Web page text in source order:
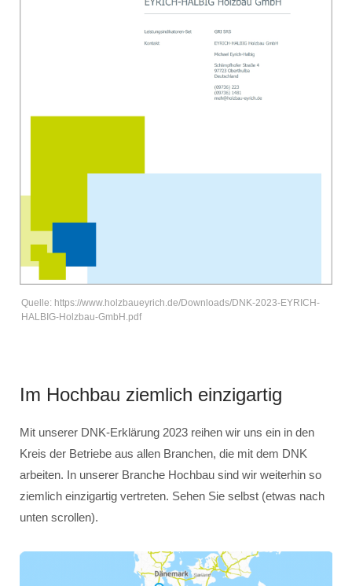
Quelle: https://www.holzbaueyrich.de/Downloads/DNK-2023-EYRICH-
HALBIG-Holzbau-GmbH.pdf
Im Hochbau ziemlich einzigartig
Mit unserer DNK-Erklärung 2023 reihen wir uns ein in den
Kreis der Betriebe aus allen Branchen, die mit dem DNK
arbeiten. In unserer Branche Hochbau sind wir weiterhin so
ziemlich einzigartig vertreten. Sehen Sie selbst (etwas nach
unten scrollen).